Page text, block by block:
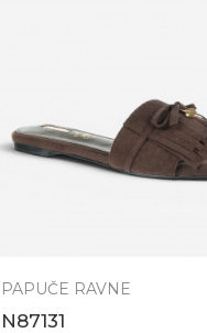
PAPUČE RAVNE
N87131